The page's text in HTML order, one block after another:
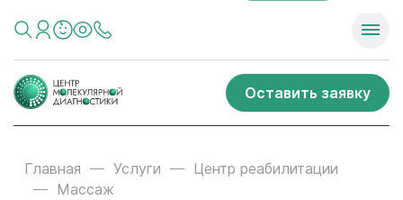
Оставить заявку
Главная Услуги
Центр реабилитации
Массаж